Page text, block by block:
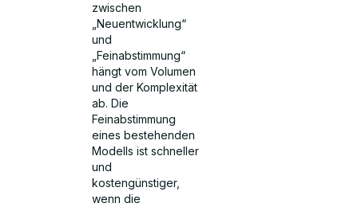
zwischen
„Neuentwicklung“
und
„Feinabstimmung“
hängt vom Volumen
und der Komplexität
ab. Die
Feinabstimmung
eines bestehenden
Modells ist schneller
und
kostengünstiger,
wenn die